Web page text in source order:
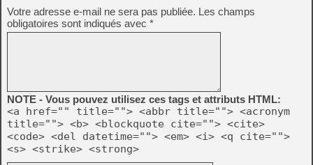
Votre adresse e-mail ne sera pas publiée. Les champs
obligatoires sont indiqués avec *
NOTE - Vous pouvez utilisez ces tags et attributs HTML:
<a href="" title=""> <abbr title=""> <acronym
title=""> <b> <blockquote cite=""> <cite>
<code> <del datetime=""> <em> <i> <q cite="">
<s> <strike> <strong>